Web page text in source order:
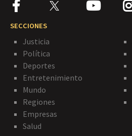
SECCIONES
Justicia
Política
Deportes
Entretenimiento
Mundo
Regiones
Empresas
Salud